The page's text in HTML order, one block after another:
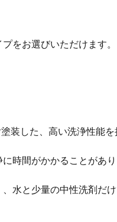
をお選びいただけます。
装した、高い洗浄性能を
時間がかかることがあり
水と少量の中性洗剤だけ